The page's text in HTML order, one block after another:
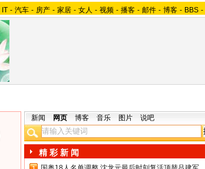
IT - 汽车 - 房产 - 家居 - 女人 - 视频 - 播客 - 邮件 - 博客 - BBS -
新闻 网页 博客 音乐 图片 说吧
精 彩 新 闻